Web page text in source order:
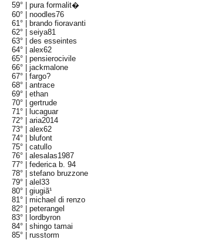
59° |pura formalit�
60° |noodles76
61° |
brando fioravanti
62° |seiya81
63° |des esseintes
64° |alex62
65° |pensierocivile
66° |jackmalone
67° |fargo?
68° |antrace
69° |ethan
70° |gertrude
71° |
lucaguar
72° |aria2014
73° |alex62
74° |
blufont
75° |catullo
76° |alesalas1987
77° |federica b. 94
78° |stefano bruzzone
79° |alel33
80° |giugiã¹
81° |michael di renzo
82° |peterangel
83° |
lordbyron
84° |shingo tamai
85° |russtorm